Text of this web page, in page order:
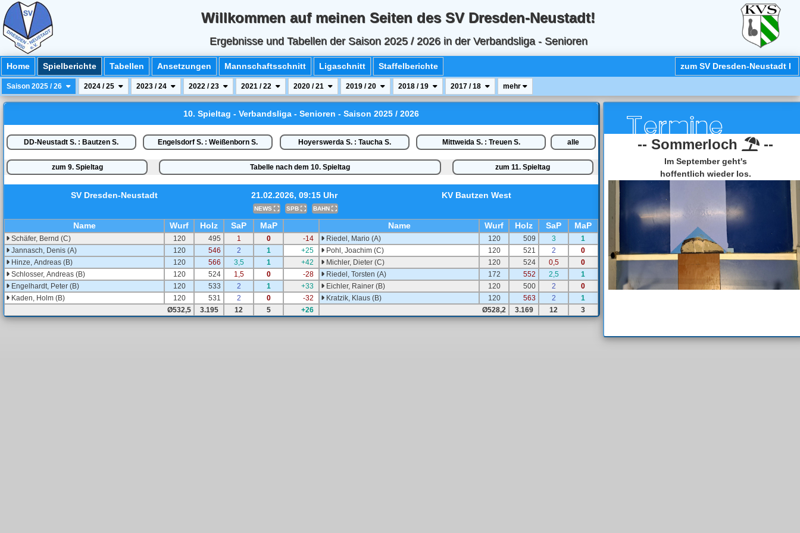
Willkommen auf meinen Seiten des SV Dresden-Neustadt!
Ergebnisse und Tabellen der Saison 2025 / 2026 in der Verbandsliga - Senioren
Home Spielberichte Tabellen Ansetzungen Mannschaftsschnitt Ligaschnitt Staffelberichte zum SV Dresden-Neustadt I
Saison 2025 / 26 2024 / 25 2023 / 24 2022 / 23 2021 / 22 2020 / 21 2019 / 20 2018 / 19 2017 / 18 mehr
10. Spieltag - Verbandsliga - Senioren - Saison 2025 / 2026
DD-Neustadt S. : Bautzen S. Engelsdorf S. : Weißenborn S. Hoyerswerda S. : Taucha S. Mittweida S. : Treuen S. alle
zum 9. Spieltag Tabelle nach dem 10. Spieltag zum 11. Spieltag
SV Dresden-Neustadt 21.02.2026, 09:15 Uhr
NEWS SPB BAHN
KV Bautzen West
Name Wurf Holz SaP MaP Name Wurf Holz SaP MaP
Schäfer, Bernd (C) 120 495 1 0 -14 Riedel, Mario (A) 120 509 3
1
Jannasch, Denis (A)
120 546 2 1 +25 Pohl, Joachim (C) 120 521 2
0
Hinze, Andreas (B)
120 566 3,5 1 +42 Michler, Dieter (C) 120 524 0,5
0
Schlosser, Andreas (B)
120 524 1,5 0 -28 Riedel, Torsten (A) 172 552 2,5
1
Engelhardt, Peter (B)
120 533 2 1 +33 Eichler, Rainer (B) 120 500 2
0
Kaden, Holm (B)
120 531 2 0 -32 Kratzik, Klaus (B) 120 563 2
1
Ø532,5
3.195 12 5 +26 Ø528,2 3.169 12 3
-- Sommerloch --
Im September geht's
hoffentlich wieder los.